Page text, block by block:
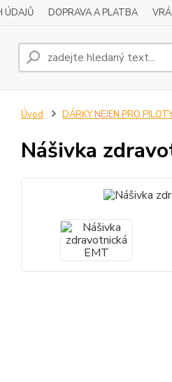
ÚDAJŮ DOPRAVA A PLATBA
Úvod DÁRKY NEJEN PRO
Nášivka